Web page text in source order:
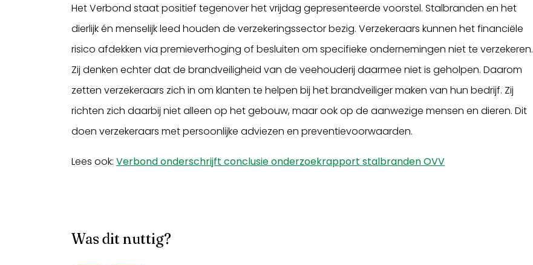
Het Verbond staat positief tegenover het vrijdag gepresenteerde voorstel. Stalbranden en het
dierlijk én menselijk leed houden de verzekeringssector bezig. Verzekeraars kunnen het financiële
risico afdekken via premieverhoging of besluiten om specifieke ondernemingen niet te verzekeren.
Zij denken echter dat de brandveiligheid van de veehouderij daarmee niet is geholpen. Daarom
zetten verzekeraars zich in om klanten te helpen bij het brandveiliger maken van hun bedrijf. Zij
richten zich daarbij niet alleen op het gebouw, maar ook op de aanwezige mensen en dieren. Dit
doen verzekeraars met persoonlijke adviezen en preventievoorwaarden.
Lees ook:Verbond onderschrijft conclusie onderzoekrapport stalbranden OVV
Was dit nuttig?